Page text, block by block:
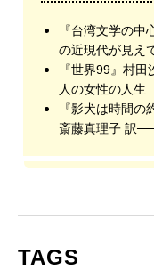
『台湾文学の
の近現代が見え
『世界99』村
人の女性の人生
『影犬は時間
斎藤真理子 訳
TAGS